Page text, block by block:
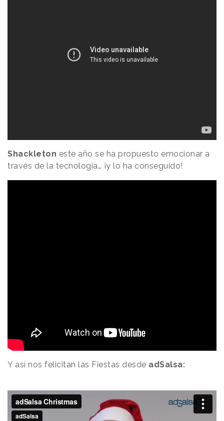
Shackleton este año se ha propuesto emocionar a
través de la tecnología… ¡y lo ha conseguido!
Y así nos felicitan las Fiestas desde adSalsa: